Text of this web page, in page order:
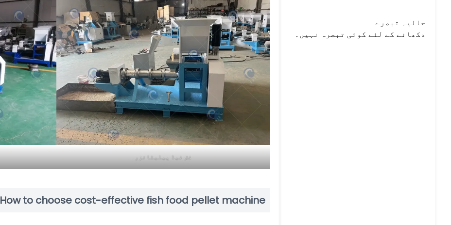
حالیہ تبصرے
دکھانے کے لئے کوئی تبصرہ نہیں۔
فش فیڈ پیلیٹائزر
How to choose cost-effective fish food pellet machine?